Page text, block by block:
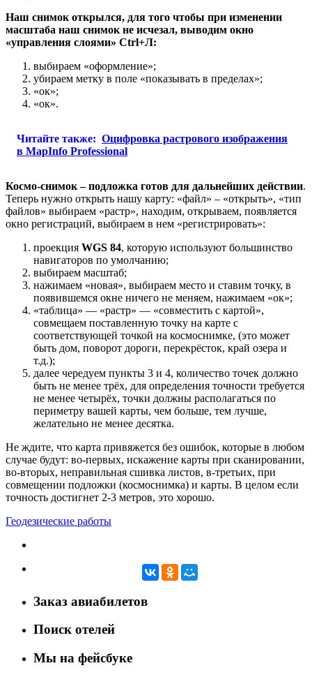
Наш снимок открылся, для того чтобы при изменении
масштаба наш снимок не исчезал, выводим окно
«управления слоями» Ctrl+Л:
выбираем «оформление»;
убираем метку в поле «показывать в пределах»;
«ок»;
«ок».
Читайте также: Оцифровка растрового изображения
в MapInfo Professional
Космо-снимок – подложка готов для дальнейших действии.
Теперь нужно открыть нашу карту: «файл» – «открыть», «тип
файлов» выбираем «растр», находим, открываем, появляется
окно регистраций, выбираем в нем «регистрировать»:
проекция WGS 84, которую используют большинство
навигаторов по умолчанию;
выбираем масштаб;
нажимаем «новая», выбираем место и ставим точку, в
появившемся окне ничего не меняем, нажимаем «ок»;
«таблица» — «растр» — «совместить с картой»,
совмещаем поставленную точку на карте с
соответствующей точкой на космоснимке, (это может
быть дом, поворот дороги, перекрёсток, край озера и
т.д.);
далее чередуем пункты 3 и 4, количество точек должно
быть не менее трёх, для определения точности требуется
не менее четырёх, точки должны располагаться по
периметру вашей карты, чем больше, тем лучше,
желательно не менее десятка.
Не ждите, что карта привяжется без ошибок, которые в любом
случае будут: во-первых, искажение карты при сканировании,
во-вторых, неправильная сшивка листов, в-третьих, при
совмещении подложки (космоснимка) и карты. В целом если
точность достигнет 2-3 метров, это хорошо.
Геодезические работы
Заказ авиабилетов
Поиск отелей
Мы на фейсбуке